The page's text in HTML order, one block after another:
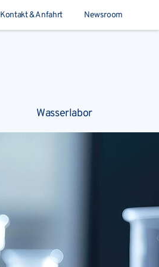
Kontakt & Anfahrt Newsroom
Wasserlabor